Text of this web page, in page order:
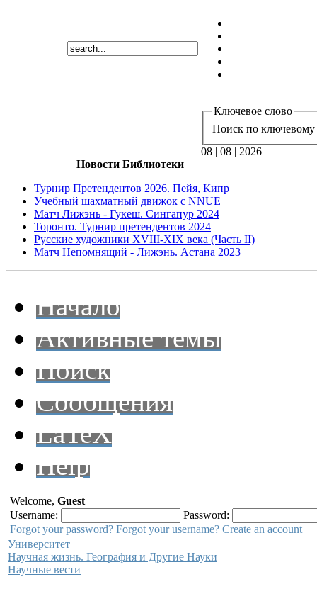
Ключевое слово
Поиск по ключевому
08 | 08 | 2026
Новости Библиотеки
Турнир Претендентов 2026. Пейя, Кипр
Учебный шахматный движок с NNUE
Матч Лижэнь - Гукеш. Сингапур 2024
Торонто. Турнир претендентов 2024
Русские художники XVIII-XIX века (Часть II)
Матч Непомнящий - Лижэнь. Астана 2023
Начало
Активные темы
Поиск
Сообщения
LaTeX
Help
Welcome, Guest
Username:
Password:
Forgot your password? Forgot your username? Create an account
Университет
Научная жизнь. География и Другие Науки
Научные вести